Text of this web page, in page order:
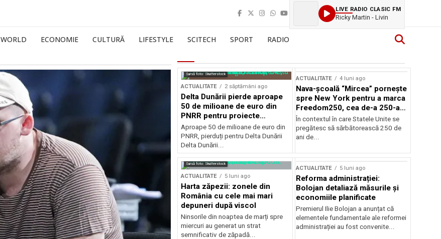
LIVE RADIO CLASIC FM
Ricky Martin - Livin
WORLD ECONOMIE CULTURĂ LIFESTYLE SCITECH SPORT RADIO
Sursă foto: Shutterstock
ACTUALITATE 2 săptămâni ago
Delta Dunării pierde aproape
50 de milioane de euro din
PNRR pentru proiecte
esențiale
Aproape 50 de milioane de euro din
PNRR, pierduți pentru Delta Dunării
Delta Dunării...
ACTUALITATE 4 luni ago
Nava-școală “Mircea” pornește
spre New York pentru a marca
Freedom250, cea de-a 250-a
aniversare a Statelor Unite
În contextul în care Statele Unite se
pregătesc să sărbătorească 250 de
ani de...
Sursă foto: Shutterstock
ACTUALITATE 5 luni ago
Harta zăpezii: zonele din
România cu cele mai mari
depuneri după viscol
Ninsorile din noaptea de marți spre
miercuri au generat un strat
semnificativ de zăpadă...
ACTUALITATE 5 luni ago
Reforma administrației:
Bolojan detaliază măsurile și
economiile planificate
Premierul Ilie Bolojan a anunțat că
elementele fundamentale ale reformei
administrației au fost convenite...